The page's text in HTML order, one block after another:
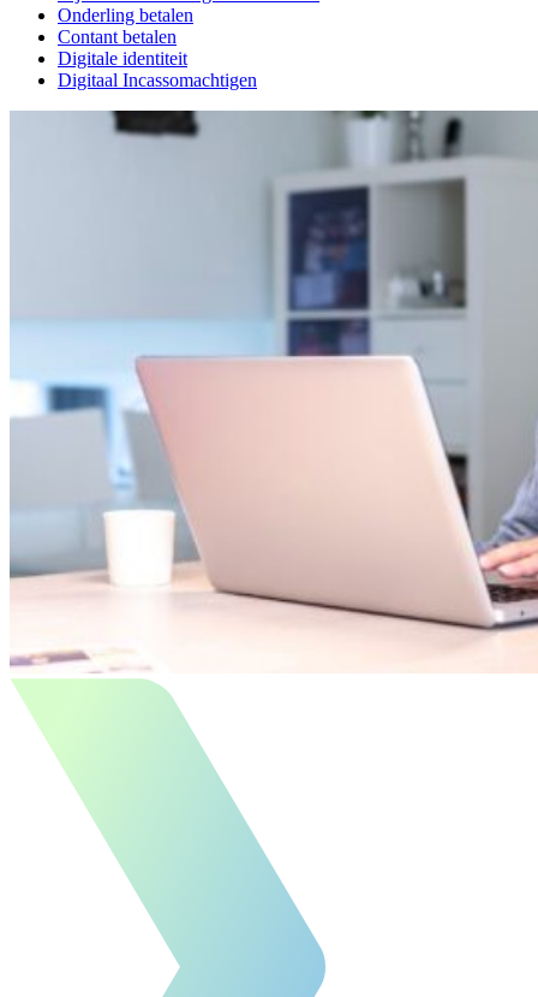
Onderling betalen
Contant betalen
Digitale identiteit
Digitaal Incassomachtigen